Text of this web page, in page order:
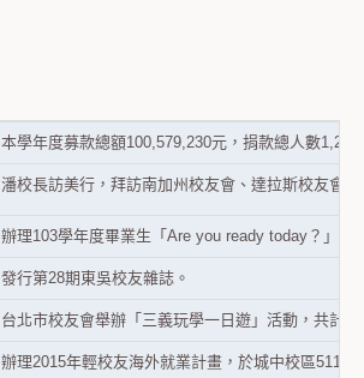
本學年度募款總額100,579,230元，捐款總人數1,295
潘校長訪美行，拜訪南加州校友會、達拉斯校友會
辦理103學年度畢業生「 Are you ready today ？」活
發行第28期東吳校友雜誌。
台北市校友會舉辦「三義玩學一日遊」活動，共計
辦理2015年輕校友海外就業計畫，於城中校區5117